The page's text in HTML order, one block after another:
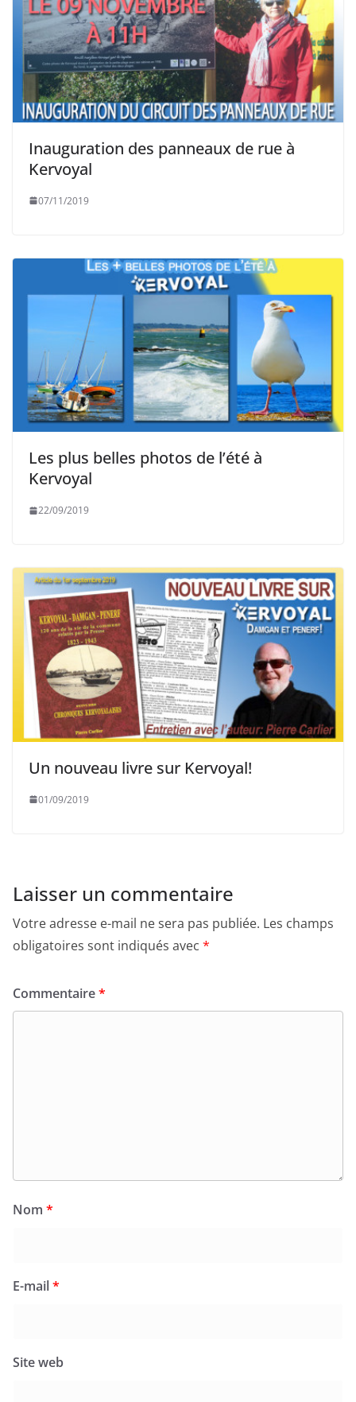
Inauguration des panneaux de rue à
Kervoyal
07/11/2019
Les plus belles photos de l’été à
Kervoyal
22/09/2019
Un nouveau livre sur Kervoyal!
01/09/2019
Laisser un commentaire
Votre adresse e-mail ne sera pas publiée. Les champs
obligatoires sont indiqués avec *
Commentaire*
Nom *
E-mail*
Site web